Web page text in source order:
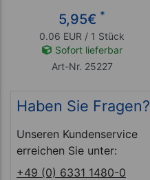
5,95€ *
0.06 EUR / 1 Stück
Sofort lieferbar
Art-Nr. 25227
Haben Sie Fragen?
Unseren Kundenservice
erreichen Sie unter:
+49 (0) 6331 1480-0